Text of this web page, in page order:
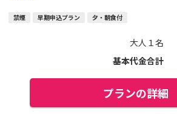
禁煙 早期申込プラン 夕・朝食付
大人１名
基本代金合計
プランの詳細